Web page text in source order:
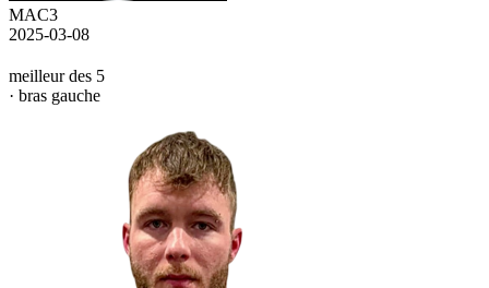
MAC3
2025-03-08
meilleur des 5
· bras gauche